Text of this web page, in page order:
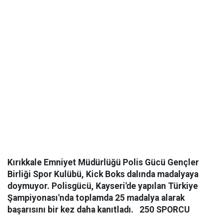
Kırıkkale Emniyet Müdürlüğü Polis Gücü Gençler
Birliği Spor Kulübü, Kick Boks dalında madalyaya
doymuyor. Polisgücü, Kayseri'de yapılan Türkiye
Şampiyonası'nda toplamda 25 madalya alarak
başarısını bir kez daha kanıtladı.
250 SPORCU